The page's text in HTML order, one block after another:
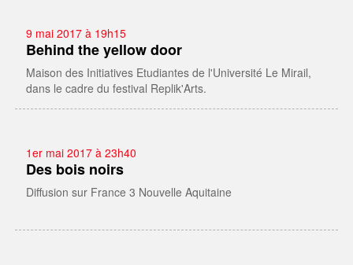
9 mai 2017 à 19h15
Behind the yellow door
Maison des Initiatives Etudiantes de l'Université Le Mirail,
dans le cadre du festival Replik'Arts.
1er mai 2017 à 23h40
Des bois noirs
Diffusion sur France 3 Nouvelle Aquitaine